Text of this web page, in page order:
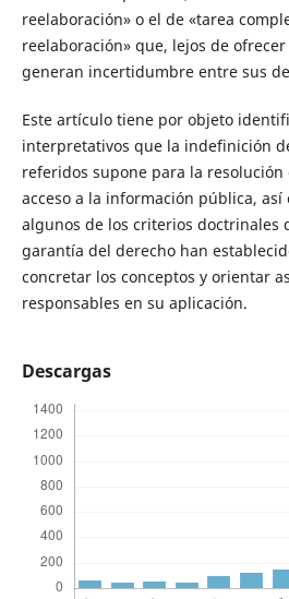
reelaboración» o el de «tarea
reelaboración» que, lejos de
generan incertidumbre entre sus
Este artículo tiene por objeto
interpretativos que la indefinición
referidos supone para la
acceso a la información pública,
algunos de los criterios doctrinales
garantía del derecho han
concretar los conceptos y orientar
responsables en su aplicación.
Descargas